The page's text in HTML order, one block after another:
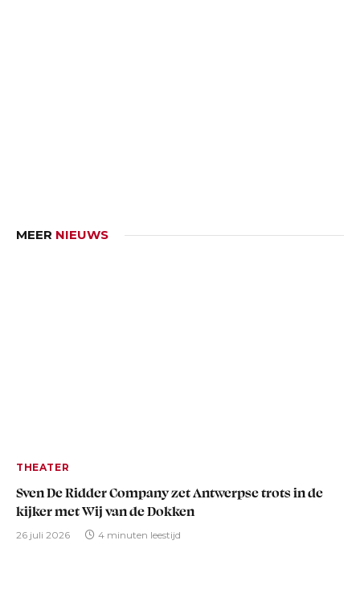
MEER NIEUWS
THEATER
Sven De Ridder Company zet Antwerpse trots in de
kijker met Wij van de Dokken
26 juli 2026 4 minuten leestijd